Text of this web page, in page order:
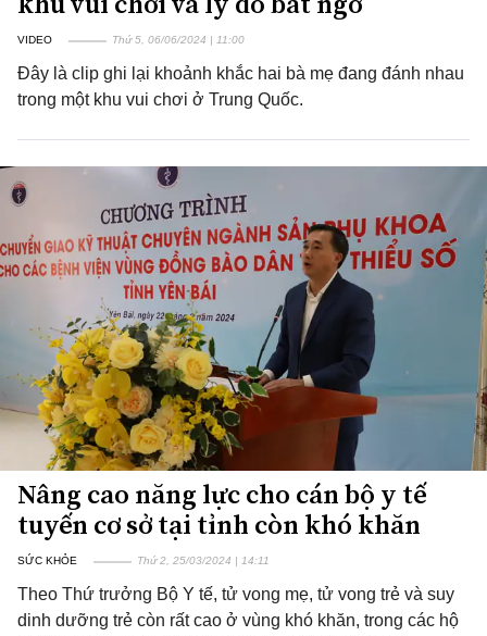
VIDEO Thứ 5, 06/06/2024 | 11:00
Đây là clip ghi lại khoảnh khắc hai bà mẹ đang đánh nhau
trong một khu vui chơi ở Trung Quốc.
Nâng cao năng lực cho cán bộ y tế
tuyến cơ sở tại tỉnh còn khó khăn
SỨC KHỎE Thứ 2, 25/03/2024 | 14:11
Theo Thứ trưởng Bộ Y tế, tử vong mẹ, tử vong trẻ và suy
dinh dưỡng trẻ còn rất cao ở vùng khó khăn, trong các hộ